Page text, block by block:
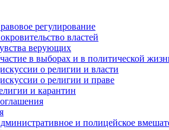
регулирование
властей
верующих
в выборах и в политической
о религии и власти
о религии и праве
и карантин
и полицейское